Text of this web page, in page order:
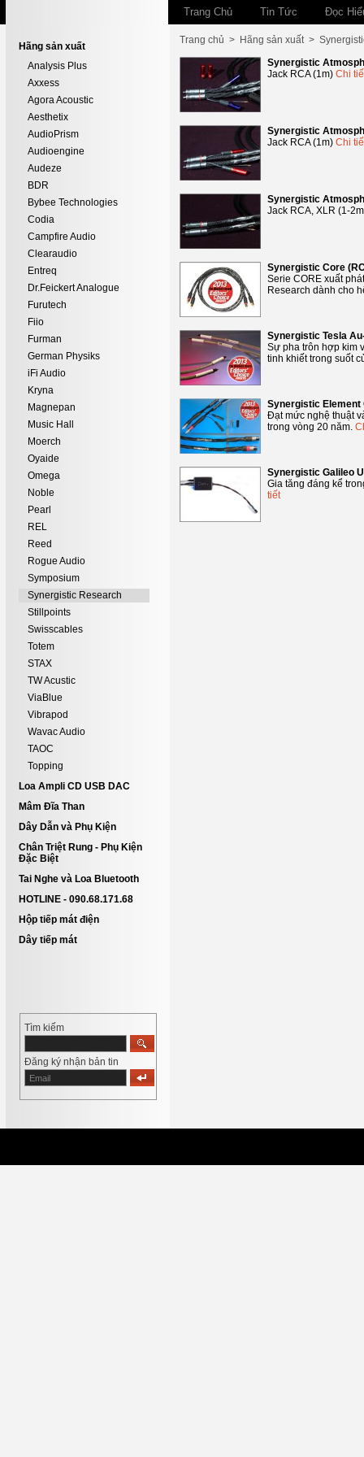
Trang Chủ Tin Tức Đọc
Hãng sản xuất
Analysis Plus
Axxess
Agora Acoustic
Aesthetix
AudioPrism
Audioengine
Audeze
BDR
Bybee Technologies
Codia
Campfire Audio
Clearaudio
Entreq
Dr.Feickert Analogue
Furutech
Fiio
Furman
German Physiks
iFi Audio
Kryna
Magnepan
Music Hall
Moerch
Oyaide
Omega
Noble
Pearl
REL
Reed
Rogue Audio
Symposium
Synergistic Research
Stillpoints
Swisscables
Totem
STAX
TW Acustic
ViaBlue
Vibrapod
Wavac Audio
TAOC
Topping
Loa Ampli CD USB DAC
Mâm Đĩa Than
Dây Dẫn và Phụ Kiện
Chân Triệt Rung - Phụ Kiện
Đặc Biệt
Tai Nghe và Loa Bluetooth
HOTLINE - 090.68.171.68
Hộp tiếp mát điện
Dây tiếp mát
Tìm kiếm
Đăng ký nhận bản tin
Trang chủ > Hãng sản xuất>
Synergistic
Jack RCA (1m) Chi
Synergistic
Jack RCA (1m) Chi
Synergistic
Jack RCA, XLR (1-
Synergistic Core
Serie CORE xuất
Research dành cho
Synergistic Tesla
Sự pha trôn hợp kim
tinh khiết trong suốt
Synergistic Element
Đạt mức nghệ thuật
trong vòng 20 năm.
Synergistic Galileo
Gia tăng đáng kể
tiết